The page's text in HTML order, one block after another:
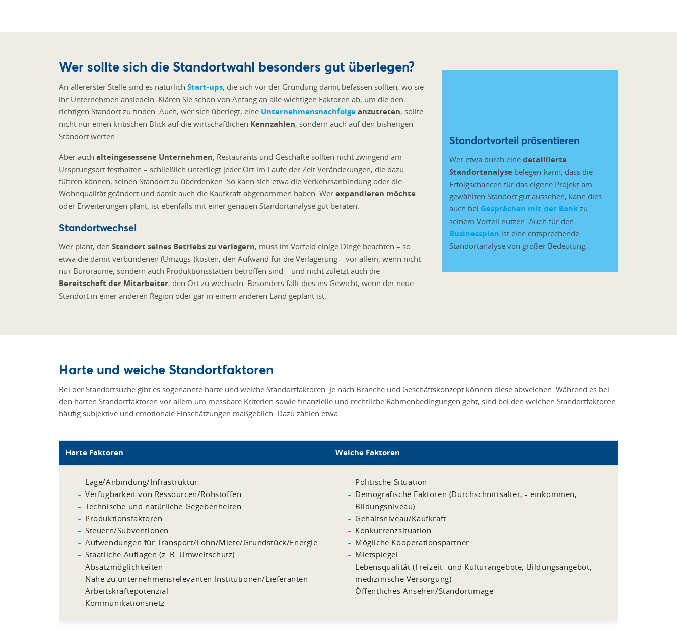
Wer sollte sich die Standortwahl besonders gut überlegen?
An allererster Stelle sind es natürlich Start-ups, die sich vor der Gründung damit befassen sollten, wo sie
ihr Unternehmen ansiedeln. Klären Sie schon von Anfang an alle wichtigen Faktoren ab, um die den
richtigen Standort zu finden. Auch, wer sich überlegt, eine Unternehmensnachfolgeanzutreten, sollte
nicht nur einen kritischen Blick auf die wirtschaftlichen Kennzahlen, sondern auch auf den bisherigen
Standort werfen.
Aber auch alteingesessene Unternehmen, Restaurants und Geschäfte sollten nicht zwingend am
Ursprungsort festhalten – schließlich unterliegt jeder Ort im Laufe der Zeit Veränderungen, die dazu
führen können, seinen Standort zu überdenken. So kann sich etwa die Verkehrsanbindung oder die
Wohnqualität geändert und damit auch die Kaufkraft abgenommen haben. Wer expandieren möchte
oder Erweiterungen plant, ist ebenfalls mit einer genauen Standortanalyse gut beraten.
Standortwechsel
Wer plant, den Standort seines Betriebs zu verlagern, muss im Vorfeld einige Dinge beachten – so
etwa die damit verbundenen (Umzugs-)kosten, den Aufwand für die Verlagerung – vor allem, wenn nicht
nur Büroräume, sondern auch Produktionsstätten betroffen sind – und nicht zuletzt auch die
Bereitschaft der Mitarbeiter, den Ort zu wechseln. Besonders fällt dies ins Gewicht, wenn der neue
Standort in einer anderen Region oder gar in einem anderen Land geplant ist.
Standortvorteil präsentieren
Wer etwa durch eine detaillierte
Standortanalyse belegen kann, dass die
Erfolgschancen für das eigene Projekt am
gewählten Standort gut aussehen, kann dies
auch bei Gesprächen mit der Bank zu
seinem Vorteil nutzen. Auch für den
Businessplan ist eine entsprechende
Standortanalyse von großer Bedeutung.
Harte und weiche Standortfaktoren
Bei der Standortsuche gibt es sogenannte harte und weiche Standortfaktoren. Je nach Branche und Geschäftskonzept können diese abweichen. Während es bei
den harten Standortfaktoren vor allem um messbare Kriterien sowie finanzielle und rechtliche Rahmenbedingungen geht, sind bei den weichen Standortfaktoren
häufig subjektive und emotionale Einschätzungen maßgeblich. Dazu zählen etwa:
Harte Faktoren Weiche Faktoren
Lage/Anbindung/Infrastruktur
Verfügbarkeit von Ressourcen/Rohstoffen
Technische und natürliche Gegebenheiten
Produktionsfaktoren
Steuern/Subventionen
Aufwendungen für Transport/Lohn/Miete/Grundstück/Energie
Staatliche Auflagen (z. B. Umweltschutz)
Absatzmöglichkeiten
Nähe zu unternehmensrelevanten Institutionen/Lieferanten
Arbeitskräftepotenzial
Kommunikationsnetz
Politische Situation
Demografische Faktoren (Durchschnittsalter, - einkommen,
Bildungsniveau)
Gehaltsniveau/Kaufkraft
Konkurrenzsituation
Mögliche Kooperationspartner
Mietspiegel
Lebensqualität (Freizeit- und Kulturangebote, Bildungsangebot,
medizinische Versorgung)
Öffentliches Ansehen/Standortimage